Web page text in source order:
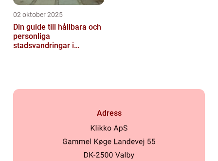
02 oktober 2025
Din guide till hållbara och
personliga
stadsvandringar i
Adress